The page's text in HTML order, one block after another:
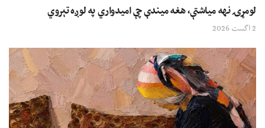
لومړۍ نهه میاشتې، هغه میندې چې امیدواري په لوږه تېروي
2 اگست 2026